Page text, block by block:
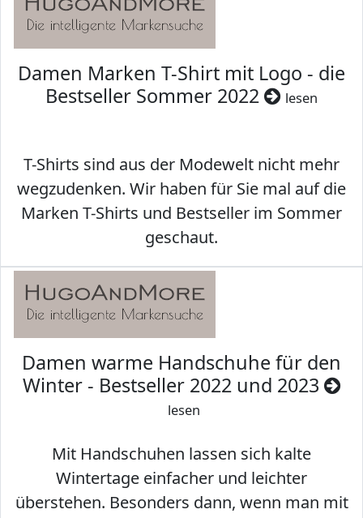
Damen Marken T-Shirt mit Logo - die
Bestseller Sommer 2022
lesen
T-Shirts sind aus der Modewelt nicht mehr
wegzudenken. Wir haben für Sie mal auf die
Marken T-Shirts und Bestseller im Sommer
geschaut.
Damen warme Handschuhe für den
Winter - Bestseller 2022 und 2023
lesen
Mit Handschuhen lassen sich kalte
Wintertage einfacher und leichter
überstehen. Besonders dann, wenn man mit